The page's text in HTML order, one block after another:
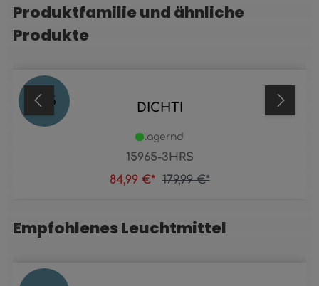
Produktgalerie überspringen
Produktfamilie und ähnliche
Produkte
53 % DICHTI
15965-3HRS
lagernd
84,99 €* 179,99 €*
Produktgalerie überspringen
Empfohlenes Leuchtmittel